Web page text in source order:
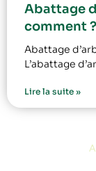
Abattage
comment ?
Abattage
L’abattage
Lire la suite »